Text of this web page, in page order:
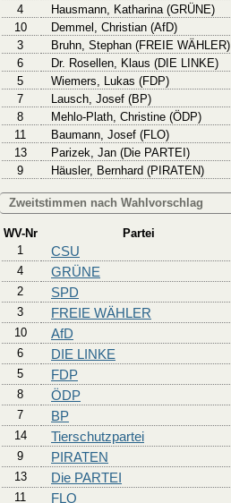
4
Hausmann, Katharina (GRÜNE)
10
Demmel, Christian (AfD)
3
Bruhn, Stephan (FREIE WÄHLER)
6
Dr. Rosellen, Klaus (DIE LINKE)
5
Wiemers, Lukas (FDP)
7
Lausch, Josef (BP)
8
Mehlo-Plath, Christine (ÖDP)
11
Baumann, Josef (FLO)
13
Parizek, Jan (Die PARTEI)
9
Häusler, Bernhard (PIRATEN)
Zweitstimmen nach Wahlvorschlag
WV-Nr Partei
1
CSU
4
GRÜNE
2
SPD
3
FREIE WÄHLER
10
AfD
6
DIE LINKE
5
FDP
8
ÖDP
7
BP
14
Tierschutzpartei
9
PIRATEN
13
Die PARTEI
11
FLO